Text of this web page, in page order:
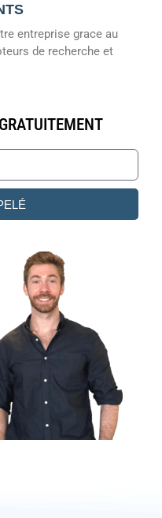
entreprise grace au
de recherche et